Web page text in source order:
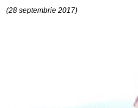
(28 septembrie 2017)